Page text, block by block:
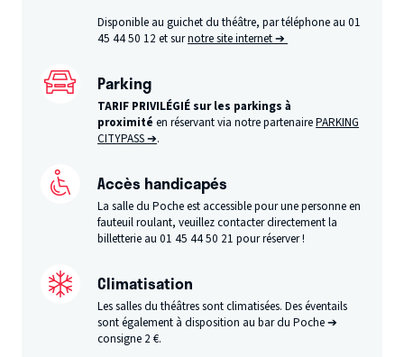
Disponible au guichet du théâtre, par téléphone au 01
45 44 50 12 et surnotre site internet ➔
Parking
TARIF PRIVILÉGIÉ sur les parkings à
proximité en réservant via notre partenairePARKING
CITYPASS ➔.
Accès handicapés
La salle du Poche est accessible pour une personne en
fauteuil roulant, veuillez contacter directement la
billetterie au 01 45 44 50 21 pour réserver !
Climatisation
Les salles du théâtres sont climatisées. Des éventails
sont également à disposition au bar du Poche ➔
consigne 2 €.